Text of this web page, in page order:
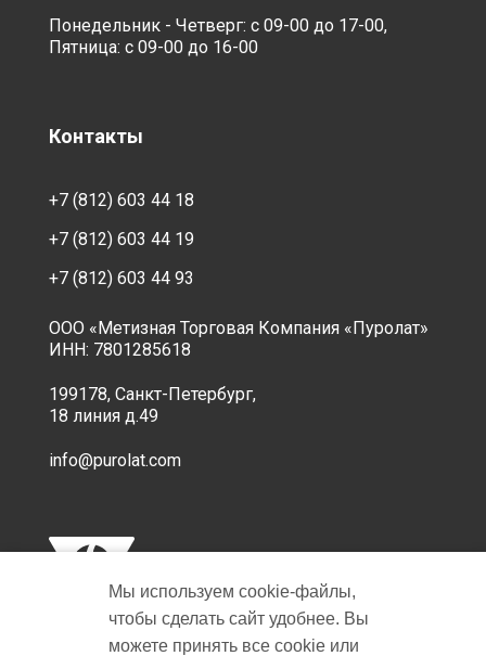
Понедельник - Четверг: с 09-00 до 17-00,
Пятница: с 09-00 до 16-00
Контакты
+7 (812) 603 44 18
+7 (812) 603 44 19
+7 (812) 603 44 93
ООО «Метизная Торговая Компания «Пуролат»
ИНН: 7801285618
199178, Санкт-Петербург,
18 линия д.49
info@purolat.com
Мы используем cookie‑файлы,
чтобы сделать сайт удобнее. Вы
можете принять все cookie или